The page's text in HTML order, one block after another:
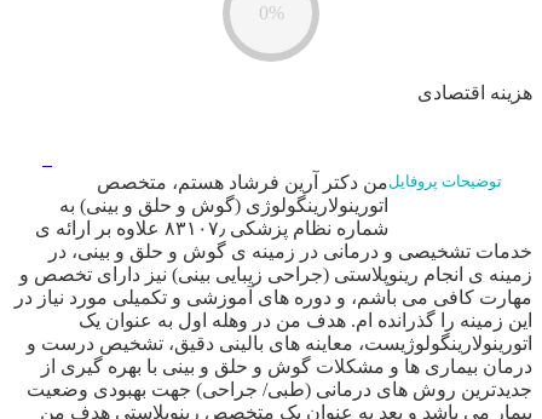
0%
هزینه اقتصادی
توضیحات پروفایلمن دکتر آرین فرشاد هستم، متخصص
اتورینولارینگولوژی (گوش و حلق و بینی) به
شماره نظام پزشکی ۸۳۱۰۷٫ علاوه بر ارائه ی
خدمات تشخیصی و درمانی در زمینه ی گوش و حلق و بینی، در
زمینه ی انجام رینوپلاستی (جراحی زیبایی بینی) نیز دارای تخصص و
مهارت کافی می باشم، و دوره های آموزشی و تکمیلی مورد نیاز در
این زمینه را گذرانده ام. هدف من در وهله اول به عنوان یک
اتورینولارینگولوژیست، معاینه های بالینی دقیق، تشخیص درست و
درمان بیماری ها و مشکلات گوش و حلق و بینی با بهره گیری از
جدیدترین روش های درمانی (طبی/ جراحی) جهت بهبودی وضعیت
بیمار می باشد و بعد به عنوان یک متخصص رینوپلاستی هدف من